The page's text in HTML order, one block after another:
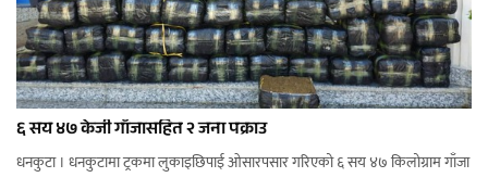
६ सय ४७ केजी गाँजासहित २ जना पक्राउ
धनकुटा । धनकुटामा ट्रकमा लुकाइछिपाई ओसारपसार गरिएको ६ सय ४७ किलोग्राम गाँजा